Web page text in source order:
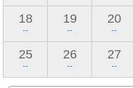
18
--
19
--
20
--
25
--
26
--
27
--